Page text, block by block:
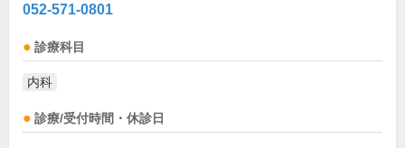
052-571-0801
診療科目
内科
診療/受付時間・休診日